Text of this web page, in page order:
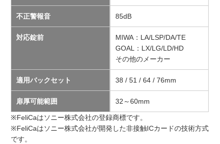
不正警報音 85dB
対応錠前
MIWA：LA/LSP/DA/TE
GOAL：LX/LG/LD/HD
その他のメーカー
適用バックセット 38 / 51 / 64 / 76mm
扉厚可能範囲 32～60mm
※FeliCaはソニー株式会社の登録商標です。
※FeliCaはソニー株式会社が開発した非接触ICカードの技術方式
です。